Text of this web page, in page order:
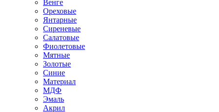
Венге
Ореховые
Янтарные
Сиреневые
Салатовые
Фиолетовые
Мятные
Золотые
Синие
Материал
МДФ
Эмаль
Акрил